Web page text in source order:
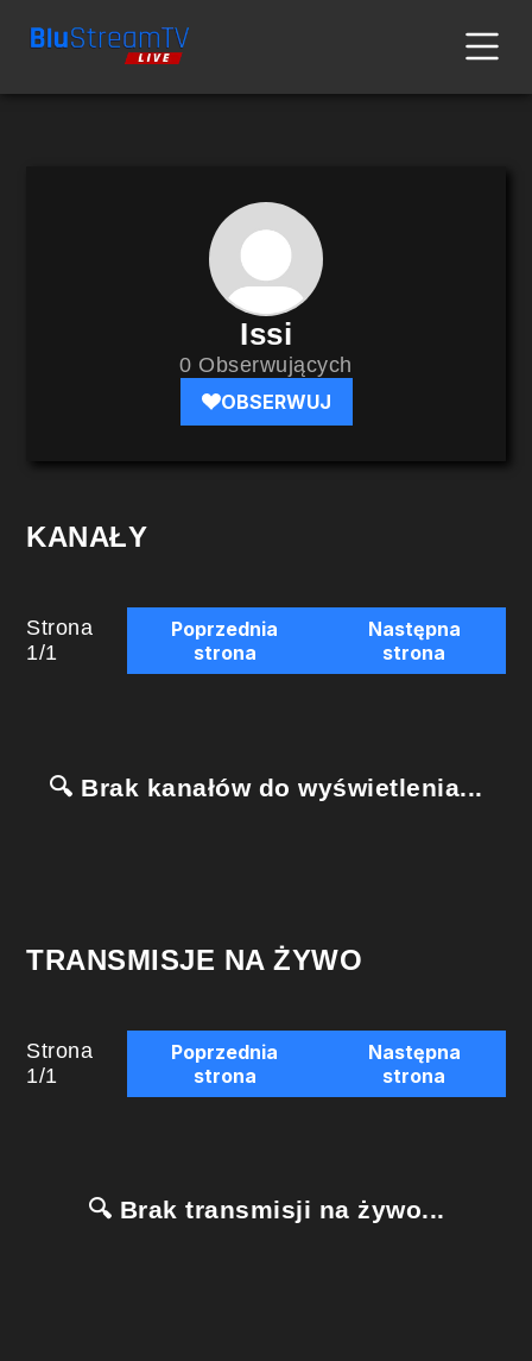
Issi
0 Obserwujących
OBSERWUJ
KANAŁY
Strona
1/1
Poprzednia
strona
Następna
strona
🔍 Brak kanałów do wyświetlenia...
TRANSMISJE NA ŻYWO
Strona
1/1
Poprzednia
strona
Następna
strona
🔍 Brak transmisji na żywo...